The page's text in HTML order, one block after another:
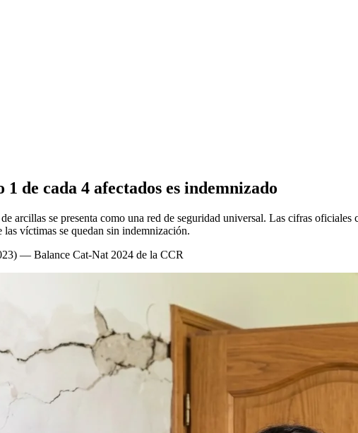
de cada 4 afectados es indemnizado
arcillas se presenta como una red de seguridad universal. Las cifras
las víctimas se quedan sin indemnización.
— Balance Cat-Nat 2024 de la CCR